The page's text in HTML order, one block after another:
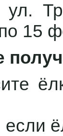
ул.
15
если